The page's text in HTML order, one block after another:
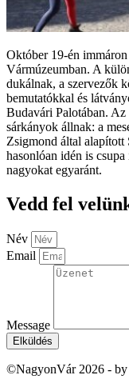
Október 19-én
Vármúzeumban. A
dukálnak, a szervezők
bemutatókkal és
Budavári Palotában. Az
sárkányok állnak: a
Zsigmond által
hasonlóan idén is
nagyokat egyaránt.
Vedd fel
Név
Email
Message
Elküldés
©NagyonVár 2026 - by